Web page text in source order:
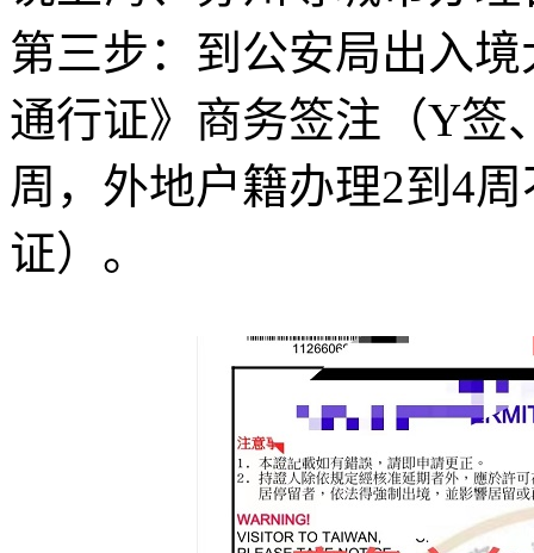
第三步：到公安局出入
通行证》商务签注（Y签
周，外地户籍办理2到4
证）。